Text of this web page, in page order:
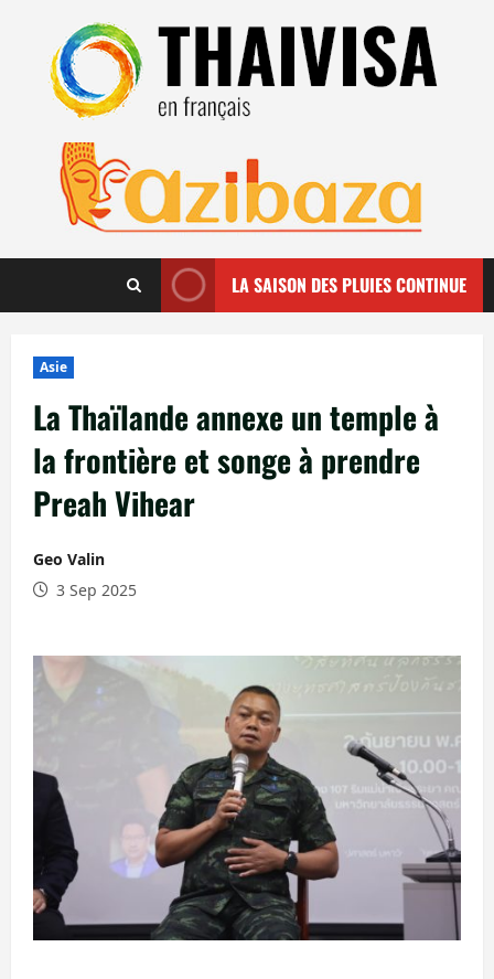
contenu
LA SAISON DES PLUIES CONTINUE
Asie
La Thaïlande annexe un temple à
la frontière et songe à prendre
Preah Vihear
Geo Valin
3 Sep 2025